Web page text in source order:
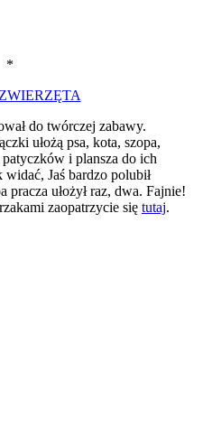
*
do twórczej zabawy.
ułożą psa, kota, szopa,
i plansza do ich
widać, Jaś bardzo polubił
pracza ułożył raz, dwa. Fajnie!
zaopatrzycie się tutaj.